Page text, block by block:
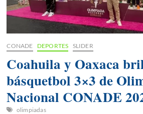
CONADE DEPORTES SLIDER
Coahuila y Oaxaca
básquetbol 3×3 de
Nacional CONADE
olimpiadas